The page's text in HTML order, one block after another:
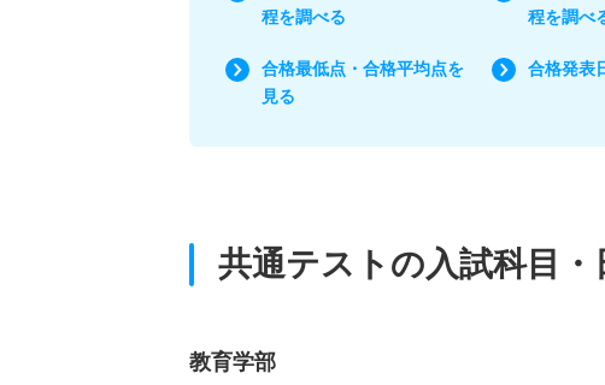
程を調べる
程を調べ
合格最低点・合格平均点を
見る
合格発表
共通テストの入試科目・
教育学部